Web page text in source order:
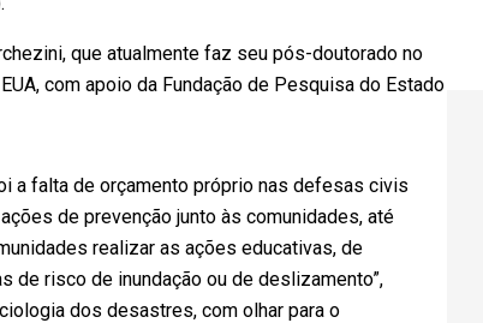
que atualmente faz seu pós-doutorado no
com apoio da Fundação de Pesquisa do Estado
a falta de orçamento próprio nas defesas civis
de prevenção junto às comunidades, até
realizar as ações educativas, de
de risco de inundação ou de deslizamento”,
dos desastres, com olhar para o